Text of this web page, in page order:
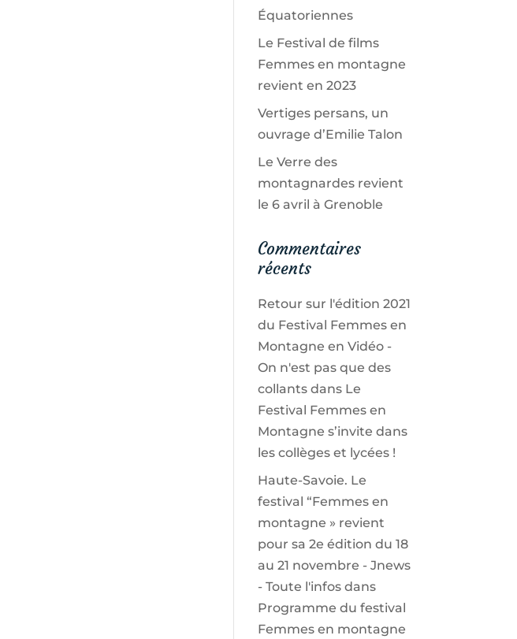
Équatoriennes
Le Festival de films
Femmes en montagne
revient en 2023
Vertiges persans, un
ouvrage d’Emilie Talon
Le Verre des
montagnardes revient
le 6 avril à Grenoble
Commentaires
récents
Retour sur l'édition 2021
du Festival Femmes en
Montagne en Vidéo -
On n'est pas que des
collants dans Le
Festival Femmes en
Montagne s’invite dans
les collèges et lycées !
Haute-Savoie. Le
festival “Femmes en
montagne » revient
pour sa 2e édition du 18
au 21 novembre - Jnews
- Toute l'infos dans
Programme du festival
Femmes en montagne